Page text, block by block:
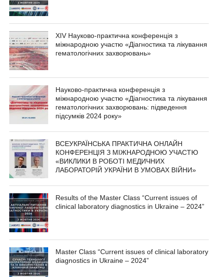
XIV Науково-практична конференція з
міжнародною участю «Діагностика та лікування
гематологічних захворювань»
Науково-практична конференція з
міжнародною участю «Діагностика та лікування
гематологічних захворювань: підведення
підсумків 2024 року»
ВСЕУКРАЇНСЬКА ПРАКТИЧНА ОНЛАЙН
КОНФЕРЕНЦІЯ З МІЖНАРОДНОЮ УЧАСТЮ
«ВИКЛИКИ В РОБОТІ МЕДИЧНИХ
ЛАБОРАТОРІЙ УКРАЇНИ В УМОВАХ ВІЙНИ»
Results of the Master Class “Current issues of
clinical laboratory diagnostics in Ukraine – 2024”
Master Class “Current issues of clinical laboratory
diagnostics in Ukraine – 2024”